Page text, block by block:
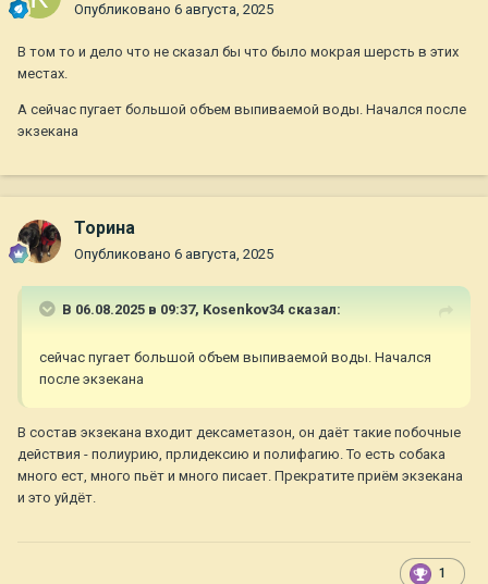
Опубликовано 6 августа, 2025
В том то и дело что не сказал бы что было мокрая шерсть в этих
местах.
А сейчас пугает большой объем выпиваемой воды. Начался после
экзекана
Торина
Опубликовано 6 августа, 2025
В 06.08.2025 в 09:37, Kosenkov34 сказал:
сейчас пугает большой объем выпиваемой воды. Начался
после экзекана
В состав экзекана входит дексаметазон, он даёт такие побочные
действия - полиурию, прлидексию и полифагию. То есть собака
много ест, много пьёт и много писает. Прекратите приём экзекана
и это уйдёт.
1